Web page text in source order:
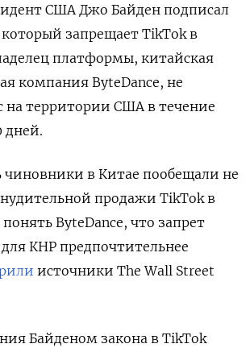
США Джо Байден подписал
запрещает TikTok в
платформы, китайская
компания ByteDance, не
на территории США в течение
дней.
чиновники в Китае пообещали не
продажи TikTok в
ByteDance, что запрет
КНР предпочтительнее
источники The Wall Street
Байденом закона в TikTok